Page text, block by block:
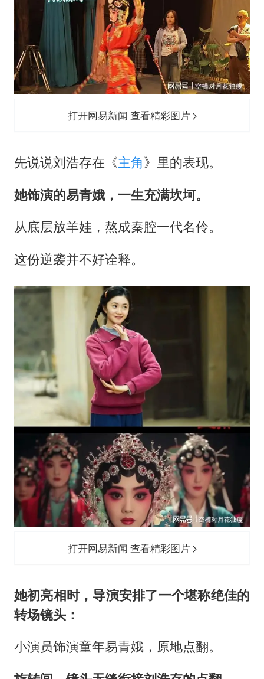
打开网易新闻 查看精彩图片
先说说刘浩存在《主角》里的表现。
她饰演的易青娥，一生充满坎坷。
从底层放羊娃，熬成秦腔一代名伶。
这份逆袭并不好诠释。
打开网易新闻 查看精彩图片
她初亮相时，导演安排了一个堪称绝佳的
转场镜头：
小演员饰演童年易青娥，原地点翻。